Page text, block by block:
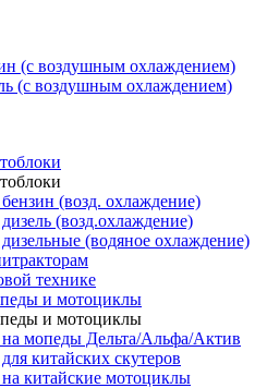
(с воздушным охлаждением)
(с воздушным охлаждением)
(возд. охлаждение)
(возд.охлаждение)
(водяное охлаждение)
технике
и мотоциклы
и мотоциклы
на мопеды Дельта/Альфа/Актив
китайских скутеров
китайские мотоциклы